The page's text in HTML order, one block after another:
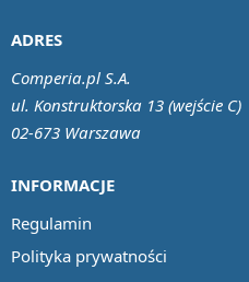
INFORMACJE
Regulamin
Polityka prywatności
ADRES
Comperia.pl S.A.
ul. Konstruktorska 13 (wejście C)
02-673 Warszawa